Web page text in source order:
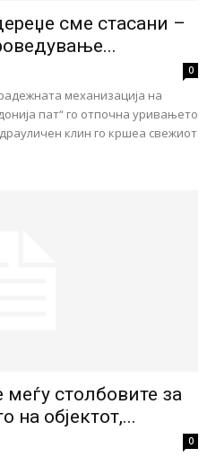
сме стасани –
0
механизација на
пат“ го отпочна уривањето
клин го кршеа свежиот
столбовите за
на објектот,...
0